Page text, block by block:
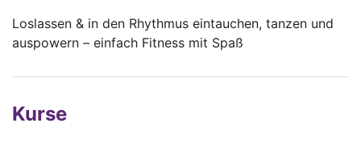
Loslassen & in den Rhythmus eintauchen, tanzen und
auspowern – einfach Fitness mit Spaß
Kurse